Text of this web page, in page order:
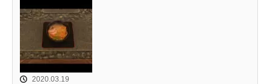
2020.03.19